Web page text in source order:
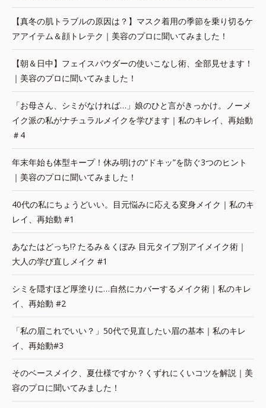
【真冬の肌トラブルの原因は？】マスク着用の季節を乗り切るケ
アアイテム＆顔トレテク｜美容のプロに聞いてみました！
【朝＆日中】フェイスパウダーの使いこなし術、全部見せます！
｜美容のプロに聞いてみました！
「お母さん、シミがなければ…」娘のひと言がきっかけ。ノーメ
イク派の私がナチュラルメイクを学びます｜私のキレイ、再始動
＃4
年末年始も体型キープ！休み明けの“ドキッ”を防ぐ3つのヒント
｜美容のプロに聞いてみました！
40代の私にちょうどいい。目元悩みに応える変身メイク｜私のキ
レイ、再始動 #1
あなたはどっち!? たるみ＆くぼみ 目元タイプ別アイメイク術｜
大人の学び直しメイク #1
シミを隠すほど厚塗りに…自然にカバーするメイク術｜私のキレ
イ、再始動 #2
「私の眉これでいい？」50代で見直したい眉の基本｜私のキレ
イ、再始動#3
そのベースメイク、夏仕様ですか？くずれにくいコツを解説｜美
容のプロに聞いてみました！